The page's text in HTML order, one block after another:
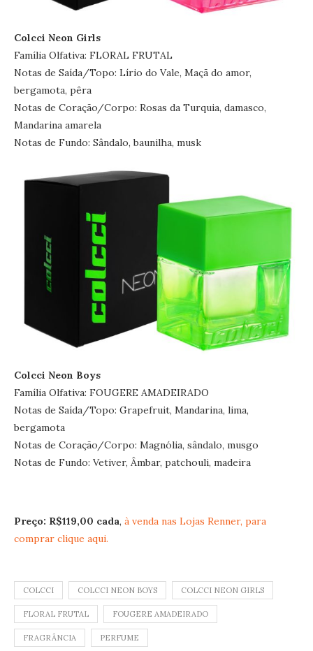
Colcci Neon Girls
Família Olfativa: FLORAL FRUTAL
Notas de Saída/Topo: Lírio do Vale, Maçã do amor,
bergamota, pêra
Notas de Coração/Corpo: Rosas da Turquia, damasco,
Mandarina amarela
Notas de Fundo: Sândalo, baunilha, musk
Colcci Neon Boys
Família Olfativa: FOUGERE AMADEIRADO
Notas de Saída/Topo: Grapefruit, Mandarina, lima,
bergamota
Notas de Coração/Corpo: Magnólia, sândalo, musgo
Notas de Fundo: Vetiver, Âmbar, patchouli, madeira
Preço: R$119,00 cada, à venda nas Lojas Renner, para
comprar clique aqui.
COLCCI COLCCI NEON BOYS COLCCI NEON GIRLS
FLORAL FRUTAL FOUGERE AMADEIRADO
FRAGRÂNCIA PERFUME